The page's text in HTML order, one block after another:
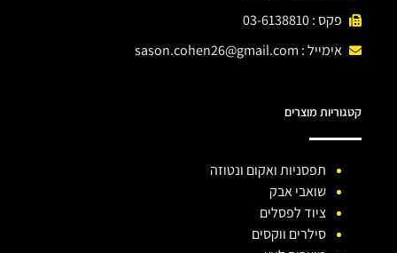
פקס : 03-6138810
אימייל : sason.cohen26@gmail.com
קטגוריות מוצרים
תפסניות ואקום ונטוזה
שואבי אבק
ציוד לפסלים
סילרים ווקסים